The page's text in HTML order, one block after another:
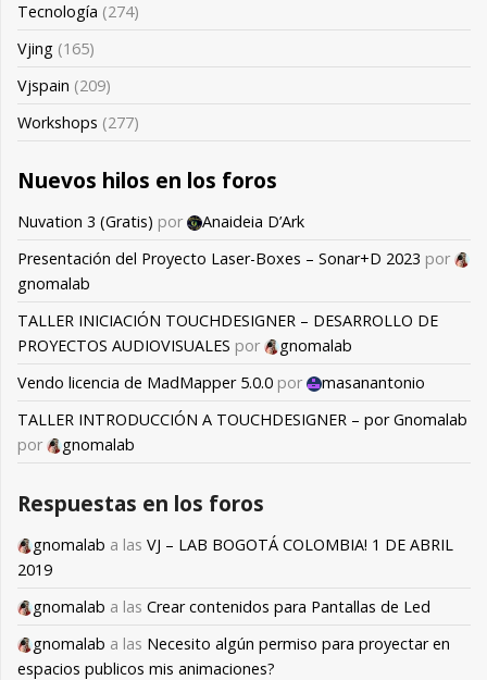
Tecnología (274)
Vjing (165)
Vjspain (209)
Workshops (277)
Nuevos hilos en los foros
Nuvation 3 (Gratis) por
Anaideia D’Ark
Presentación del Proyecto Laser-Boxes – Sonar+D 2023 por
gnomalab
TALLER INICIACIÓN TOUCHDESIGNER – DESARROLLO DE
PROYECTOS AUDIOVISUALES por
gnomalab
Vendo licencia de MadMapper 5.0.0 por
masanantonio
TALLER INTRODUCCIÓN A TOUCHDESIGNER – por Gnomalab
por
gnomalab
Respuestas en los foros
gnomalab a las VJ – LAB BOGOTÁ COLOMBIA! 1 DE ABRIL
2019
gnomalab a las Crear contenidos para Pantallas de Led
gnomalab a las Necesito algún permiso para proyectar en
espacios publicos mis animaciones?